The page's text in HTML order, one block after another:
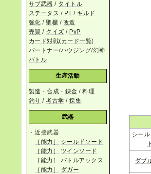
シー
ダブ
サブ武器 / タイトル
ステータス / PT / ギルド
強化 /聖櫃 / 改造
売買 / クイズ / PvP
カード対戦(カード一覧)
パートナー/ハウジング/幻神
バトル
生産活動
製造・合成・錬金 /料理
釣り /考古学 /採集
武器
・近接武器
［能力］
シールドソード
［能力］
ツインソード
［能力］
バトルアックス
［能力］
ダガー